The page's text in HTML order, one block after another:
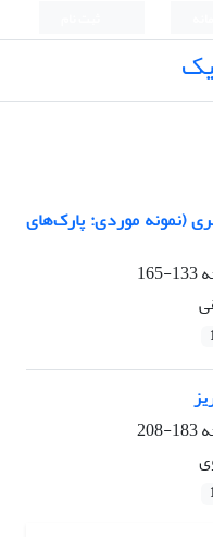
(نمونه موردی: پارک‌های
133-165
183-208